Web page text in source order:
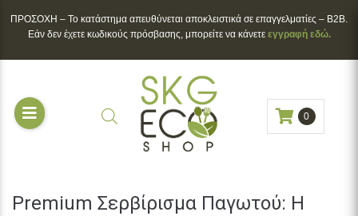
ΠΡΟΣΟΧΗ – To κατάστημα απευθύνεται αποκλειστικά σε επαγγελματίες – B2B.
Εάν δεν έχετε κωδικούς πρόσβασης, μπορείτε να κάνετε εγγραφή εδώ.
0
Premium Σερβίρισμα Παγωτού: Η